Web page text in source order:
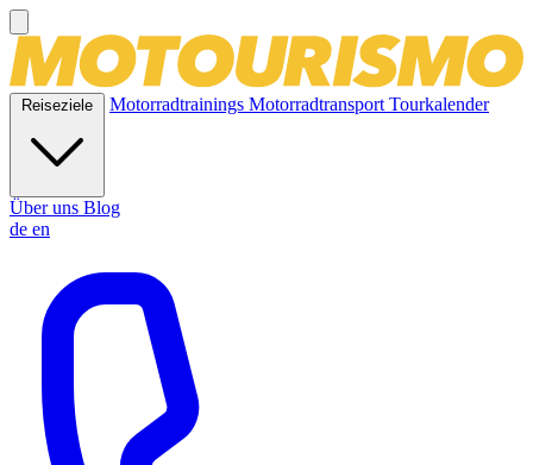
Reiseziele Motorradtrainings MotorradtransportTourkalender
Über uns Blog
de en